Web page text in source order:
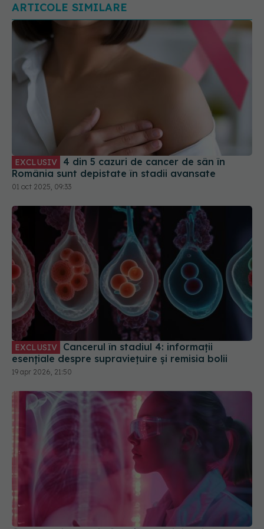
ARTICOLE SIMILARE
EXCLUSIV
România sunt depistate în stadii avansate
01 oct 2025, 09:33
EXCLUSIV
esențiale despre supraviețuire și remisia bolii
19 apr 2026, 21:50